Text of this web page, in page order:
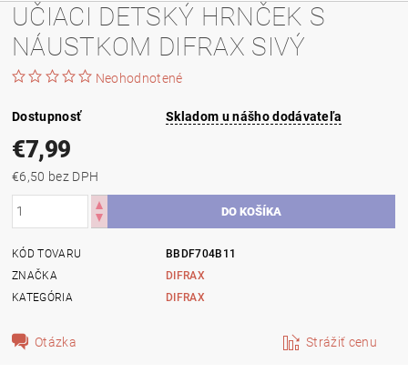
UČIACI DETSKÝ HRNČEK S
NÁUSTKOM DIFRAX SIVÝ
Neohodnotené
Dostupnosť Skladom u nášho dodávateľa
€7,99
€6,50 bez DPH
KÓD TOVARU
BBDF704B11
ZNAČKA
DIFRAX
KATEGÓRIA
DIFRAX
Otázka Strážiť cenu